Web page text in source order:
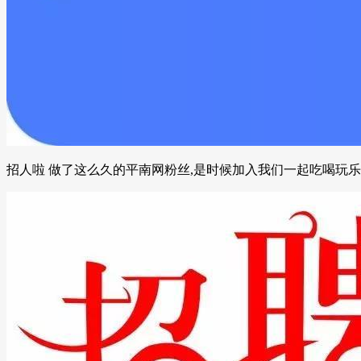
招人啦 做了这么久的平南网粉丝,是时候加入我们一起吃喝玩